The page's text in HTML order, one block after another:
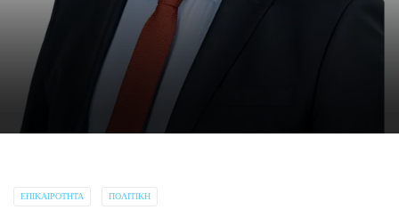
ΕΠΙΚΑΙΡΌΤΗΤΑ ΠΟΛΙΤΙΚΉ